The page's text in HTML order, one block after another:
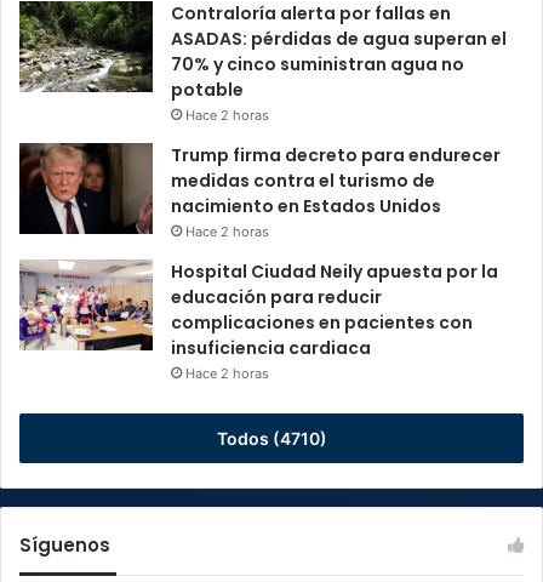
Contraloría alerta por fallas en
ASADAS: pérdidas de agua superan el
70% y cinco suministran agua no
potable
Hace 2 horas
Trump firma decreto para endurecer
medidas contra el turismo de
nacimiento en Estados Unidos
Hace 2 horas
Hospital Ciudad Neily apuesta por la
educación para reducir
complicaciones en pacientes con
insuficiencia cardiaca
Hace 2 horas
Todos (4710)
Síguenos